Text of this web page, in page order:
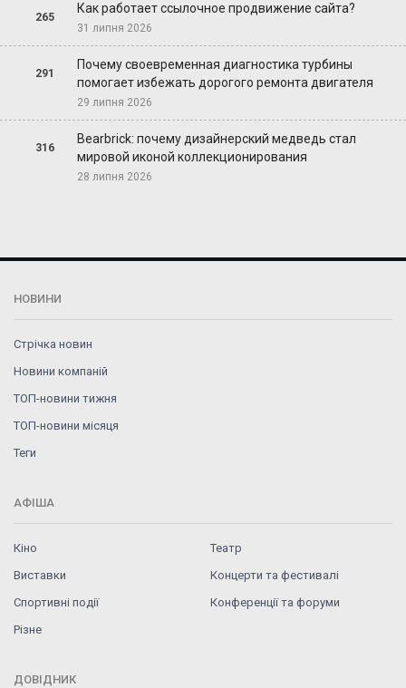
265
Как работает ссылочное продвижение сайта?
31 липня 2026
291
Почему своевременная диагностика турбины
помогает избежать дорогого ремонта двигателя
29 липня 2026
316
Bearbrick: почему дизайнерский медведь стал
мировой иконой коллекционирования
28 липня 2026
НОВИНИ
Стрічка новин
Новини компаній
ТОП-новини тижня
ТОП-новини місяця
Теги
АФІША
Кіно
Театр
Виставки
Концерти та фестивалі
Спортивні події
Конференції та форуми
Різне
ДОВІДНИК